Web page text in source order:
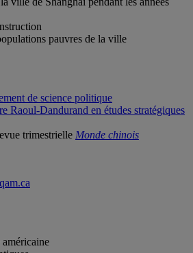
pauvres de la ville
de science politique
Raoul-Dandurand en études stratégiques
trimestrielle Monde chinois